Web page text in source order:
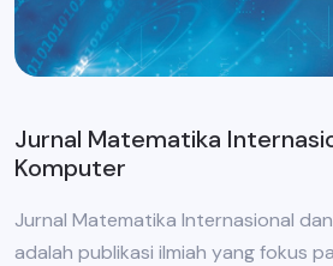
Jurnal Matematika
Komputer
Jurnal Matematika Internasional
adalah publikasi ilmiah yang fokus